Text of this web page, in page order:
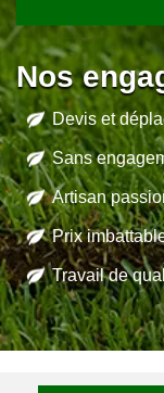
Nos
Devis et
Sans
Artisan
Prix
Travail de